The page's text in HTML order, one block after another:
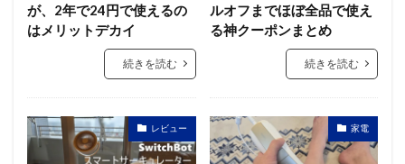
が、2年で24円で使えるの
はメリットデカイ
続きを読む
ルオフまでほぼ全品で使え
る神クーポンまとめ
続きを読む
レビュー 家電